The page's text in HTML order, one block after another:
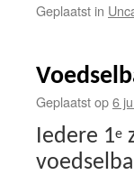
Geplaatst in
Geplaatst op6
Iedere 1e